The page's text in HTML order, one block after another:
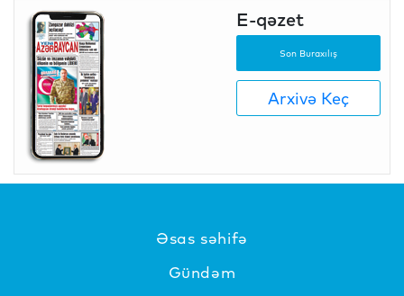
E-qəzet
Son Buraxılış
Arxivə Keç
Əsas səhifə
Gündəm